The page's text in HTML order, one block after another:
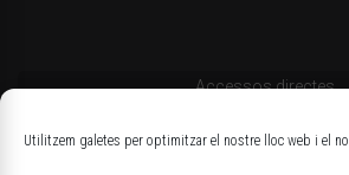
Utilitzem galetes per optimitzar el nostre lloc web i el
Accessos directes
Codi deontològic